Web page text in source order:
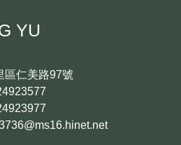
YU
區仁美路97號